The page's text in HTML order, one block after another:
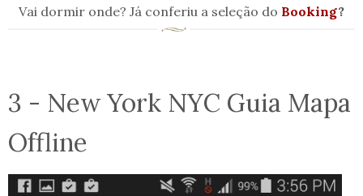
Vai dormir onde? Já conferiu a seleção do Booking?
3 - New York NYC Guia Mapa
Offline